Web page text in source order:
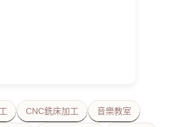
CNC銑床加工 音樂教室